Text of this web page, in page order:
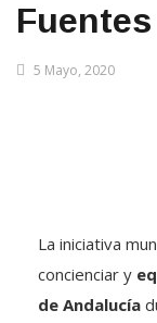
Fuentes
5 Mayo, 2020
La iniciativa
concienciar y
de Andalucía